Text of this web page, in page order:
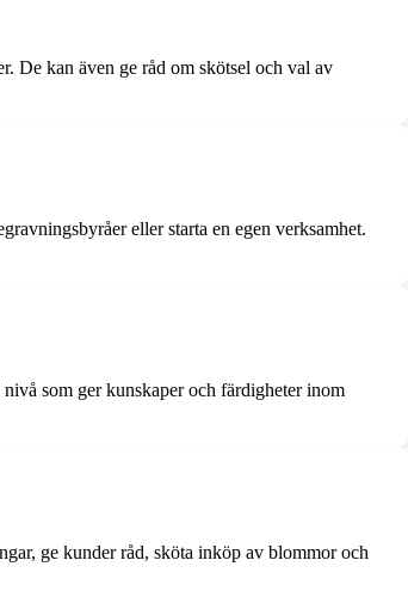
De kan även ge råd om skötsel och val av
eller starta en egen verksamhet.
som ger kunskaper och färdigheter inom
ge kunder råd, sköta inköp av blommor och